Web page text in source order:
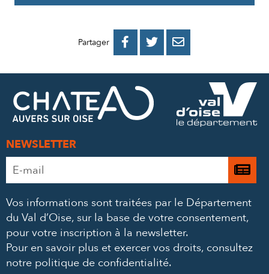
Partager 
PARTAGER
FACEBOOK
PARTAGER
PARTAGER
MAIL
NEWSLETTER
Adresse
e-
*
Je
à
Vos informations sont traitées par le Département
du Val d’Oise, sur la base de votre consentement,
pour votre inscription à la newsletter.
Pour en savoir plus et exercer vos droits, consultez
notre politique de confidentialité.